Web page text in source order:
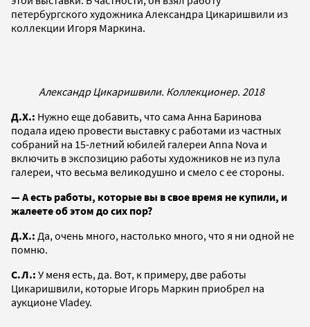
петербургского художника Александра Цикаришвили из
коллекции Игоря Маркина.
Александр Цикаришвили. Коллекционер. 2018
Д.Х.: Нужно еще добавить, что сама Анна Баринова
подала идею провести выставку с работами из частных
собраний на 15-летний юбилей галереи Anna Nova и
включить в экспозицию работы художников не из пула
галереи, что весьма великодушно и смело с ее стороны.
— А есть работы, которые вы в свое время не купили, и
жалеете об этом до сих пор?
Д.Х.: Да, очень много, настолько много, что я ни одной не
помню.
С.Л.: У меня есть, да. Вот, к примеру, две работы
Цикаришвили, которые Игорь Маркин приобрел на
аукционе Vladey.